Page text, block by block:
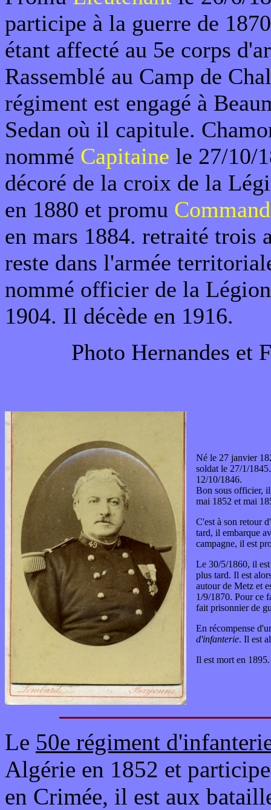
participe à la guerre de
étant affecté au 5e corps
Rassemblé au Camp de
régiment est engagé à
Sedan où il capitule.
nommé Capitaine le 27/10/
décoré de la croix de la
en 1880 et promu
en mars 1884. retraité trois
reste dans l'armée
nommé officier de la
1904. Il décède en 1916.
Photo Hernandes et
Né le 27 janvier
soldat le 27/1/
12/10/1846.
Bon sous officier,
mai 1852 et mai
C'est à son retour
tard, il embarque
campagne, il est
Le 30/5/1860, il
plus tard. Il est
autour de Metz et
1/9/1870. Pour ce
fait prisonnier de
En récompense
d'infanterie. Il est
Il est mort en 1895.
Le 50e régiment
Algérie en 1852 et
en Crimée, il est aux